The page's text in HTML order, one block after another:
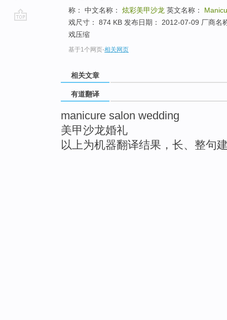
称： 中文名称： 炫彩美甲沙龙 英文名称：
戏尺寸： 874 KB 发布日期： 2012-07-09 厂商名
戏压缩
基于1个网页-相关网页
相关文章
有道翻译
manicure salon wedding
美甲沙龙婚礼
以上为机器翻译结果，长、整句